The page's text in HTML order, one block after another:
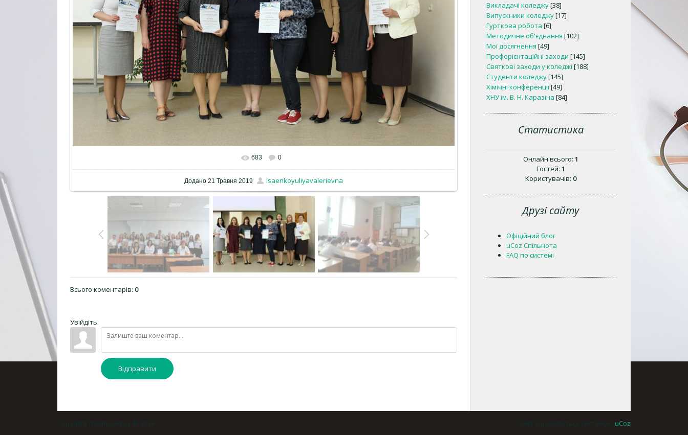
683 0
Додано 21 Травня 2019 isaenkoyuliyavalerievna
Всього коментарів: 0
Увійдіть:
Відправити
Викладачі коледжу[38]
Випускники коледжу[17]
Гурткова робота [6]
Методичне об'єднання [102]
Мої досягнення [49]
Профорієнтаційні заходи [145]
Святкові заходи у коледжі [188]
Студенти коледжу[145]
Хімічні конференції[49]
ХНУ ім. В. Н. Каразіна [84]
Статистика
Онлайн всього: 1
Гостей: 1
Користувачів: 0
Друзі сайту
Офіційний блог
uCoz Спільнота
FAQ по системі
uCoz